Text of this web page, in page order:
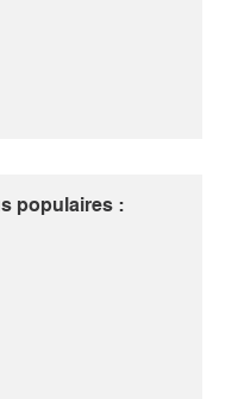
populaires :